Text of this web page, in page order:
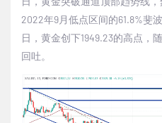
2022年9月低点区间的61.8%斐
日，黄金创下1949.23的高点，
回吐。